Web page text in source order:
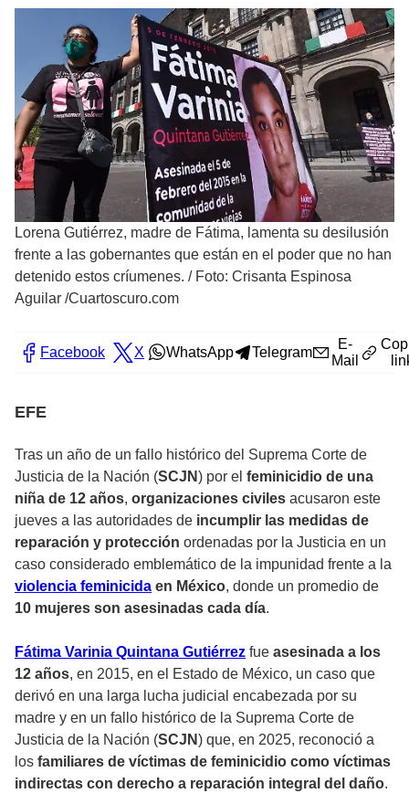
Lorena Gutiérrez, madre de Fátima, lamenta su desilusión
frente a las gobernantes que están en el poder que no han
detenido estos críumenes. / Foto: Crisanta Espinosa
Aguilar /Cuartoscuro.com
Facebook X WhatsApp Telegram
E-
Mail
EFE
Tras un año de un fallo histórico del Suprema Corte de
Justicia de la Nación (SCJN) por el feminicidio de una
niña de 12 años, organizaciones civiles acusaron este
jueves a las autoridades de incumplir las medidas de
reparación y protección ordenadas por la Justicia en un
caso considerado emblemático de la impunidad frente a la
violencia feminicida en México, donde un promedio de
10 mujeres son asesinadas cada día.
Fátima Varinia Quintana Gutiérrez fue asesinada a los
12 años, en 2015, en el Estado de México, un caso que
derivó en una larga lucha judicial encabezada por su
madre y en un fallo histórico de la Suprema Corte de
Justicia de la Nación (SCJN) que, en 2025, reconoció a
los familiares de víctimas de feminicidio como víctimas
indirectas con derecho a reparación integral del daño.